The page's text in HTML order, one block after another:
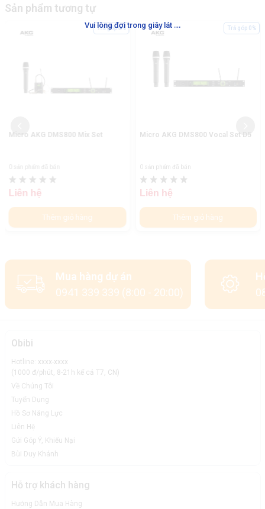
Vui lòng đợi trong giây lát ...
Sản phẩm tương tự
Micro AKG DMS800 Mix Set
0 sản phẩm đã bán
Liên hệ
Thêm giỏ hàng
Trả góp 0%
Micro AKG DMS800 Vocal Set D5
0 sản phẩm đã bán
Liên hệ
Thêm giỏ hàng
Trả góp 0%
Mua hàng dự án
0941 339 339 (8:00 - 20:00)
Obibi
Hotline: xxxx-xxxx
(1000 đ/phút, 8-21h kể cả T7, CN)
Về Chúng Tôi
Tuyển Dụng
Hồ Sơ Năng Lực
Liên Hệ
Gửi Góp Ý, Khiếu Nại
Bùi Duy Khánh
Hỗ trợ khách hàng
Hướng Dẫn Mua Hàng